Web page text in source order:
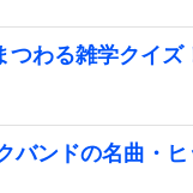
つわる雑学クイズ
バンドの名曲・